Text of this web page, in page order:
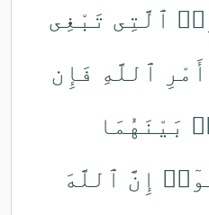
ٱلَّتِى تَبْغِى
ٱللَّهِ فَإِن
بَيْنَهُمَا
إِنَّ ٱللَّهَ